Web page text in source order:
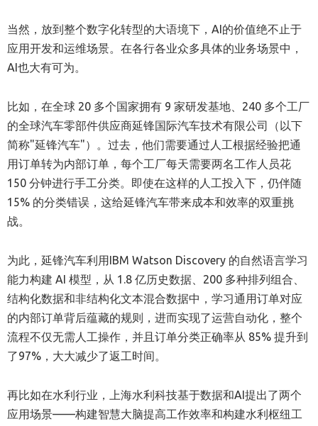
当然，放到整个数字化转型的大语境下，AI的价值绝不止于
应用开发和运维场景。在各行各业众多具体的业务场景中，
AI也大有可为。
比如，在全球 20 多个国家拥有 9 家研发基地、240 多个工厂
的全球汽车零部件供应商延锋国际汽车技术有限公司（以下
简称"延锋汽车"）。过去，他们需要通过人工根据经验把通
用订单转为内部订单，每个工厂每天需要两名工作人员花
150 分钟进行手工分类。即使在这样的人工投入下，仍伴随
15% 的分类错误，这给延锋汽车带来成本和效率的双重挑
战。
为此，延锋汽车利用IBM Watson Discovery 的自然语言学习
能力构建 AI 模型，从 1.8 亿历史数据、200 多种排列组合、
结构化数据和非结构化文本混合数据中，学习通用订单对应
的内部订单背后蕴藏的规则，进而实现了运营自动化，整个
流程不仅无需人工操作，并且订单分类正确率从 85% 提升到
了97%，大大减少了返工时间。
再比如在水利行业，上海水利科技基于数据和AI提出了两个
应用场景——构建智慧大脑提高工作效率和构建水利枢纽工